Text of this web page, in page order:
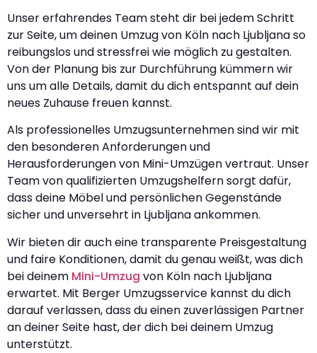
Unser erfahrendes Team steht dir bei jedem Schritt
zur Seite, um deinen Umzug von Köln nach Ljubljana so
reibungslos und stressfrei wie möglich zu gestalten.
Von der Planung bis zur Durchführung kümmern wir
uns um alle Details, damit du dich entspannt auf dein
neues Zuhause freuen kannst.
Als professionelles Umzugsunternehmen sind wir mit
den besonderen Anforderungen und
Herausforderungen von Mini-Umzügen vertraut. Unser
Team von qualifizierten Umzugshelfern sorgt dafür,
dass deine Möbel und persönlichen Gegenstände
sicher und unversehrt in Ljubljana ankommen.
Wir bieten dir auch eine transparente Preisgestaltung
und faire Konditionen, damit du genau weißt, was dich
bei deinem Mini-Umzug von Köln nach Ljubljana
erwartet. Mit Berger Umzugsservice kannst du dich
darauf verlassen, dass du einen zuverlässigen Partner
an deiner Seite hast, der dich bei deinem Umzug
unterstützt.